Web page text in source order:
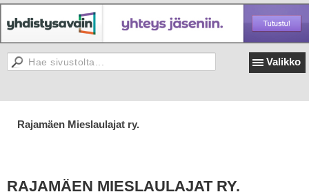
Valikko
Rajamäen Mieslaulajat ry.
RAJAMÄEN MIESLAULAJAT RY.